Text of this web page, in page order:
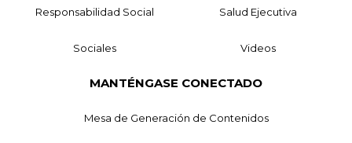
Responsabilidad Social Salud Ejecutiva
Sociales Videos
MANTÉNGASE CONECTADO
Mesa de Generación de Contenidos